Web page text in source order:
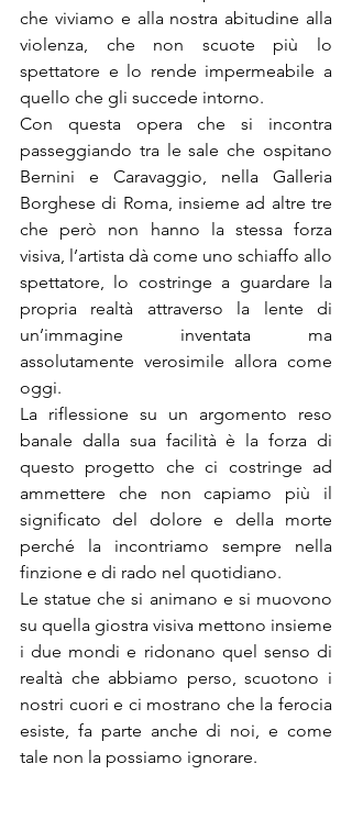
che viviamo e alla nostra abitudine alla
violenza, che non scuote più lo
spettatore e lo rende impermeabile a
quello che gli succede intorno.
Con questa opera che si incontra
passeggiando tra le sale che ospitano
Bernini e Caravaggio, nella Galleria
Borghese di Roma, insieme ad altre tre
che però non hanno la stessa forza
visiva, l’artista dà come uno schiaffo allo
spettatore, lo costringe a guardare la
propria realtà attraverso la lente di
un’immagine inventata ma
assolutamente verosimile allora come
oggi.
La riflessione su un argomento reso
banale dalla sua facilità è la forza di
questo progetto che ci costringe ad
ammettere che non capiamo più il
significato del dolore e della morte
perché la incontriamo sempre nella
finzione e di rado nel quotidiano.
Le statue che si animano e si muovono
su quella giostra visiva mettono insieme
i due mondi e ridonano quel senso di
realtà che abbiamo perso, scuotono i
nostri cuori e ci mostrano che la ferocia
esiste, fa parte anche di noi, e come
tale non la possiamo ignorare.